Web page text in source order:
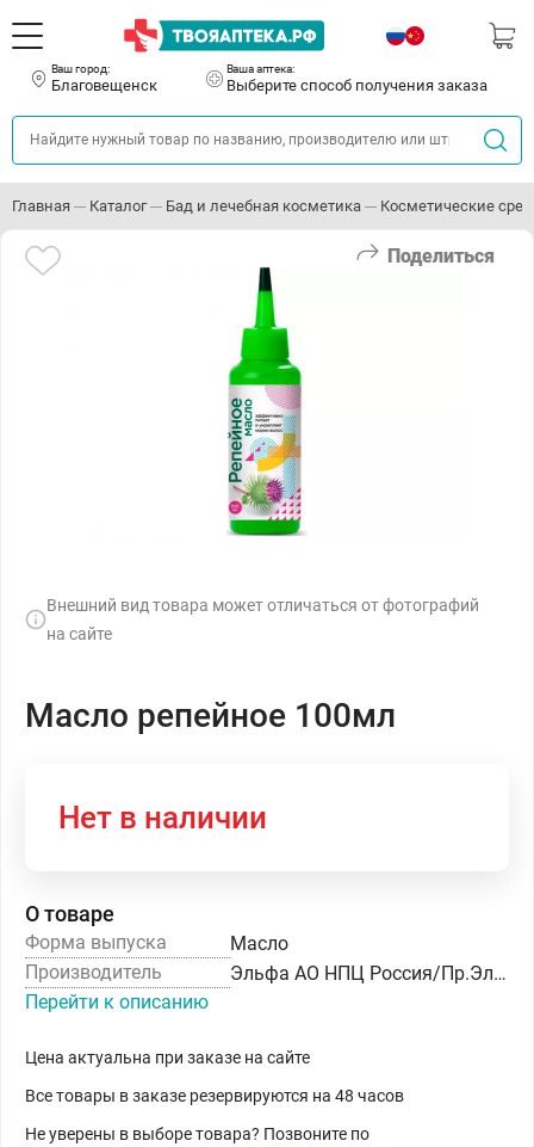
Ваш город:
Благовещенск
Ваша аптека:
Выберите способ получения заказа
Главная Каталог Бад и лечебная косметика Косметические
Поделиться
Внешний вид товара может отличаться от фотографий
на сайте
Масло репейное 100мл
Нет в наличии
О товаре
Форма выпуска
Масло
Производитель
Эльфа АО НПЦ Россия/Пр.Эльфа Лабораториз
Перейти к описанию
Цена актуальна при заказе на сайте
Все товары в заказе резервируются на 48 часов
Не уверены в выборе товара? Позвоните по